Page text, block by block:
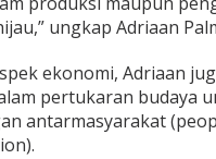
ungkap Adriaan
ekonomi, Adriaan
pertukaran budaya
antarmasyarakat